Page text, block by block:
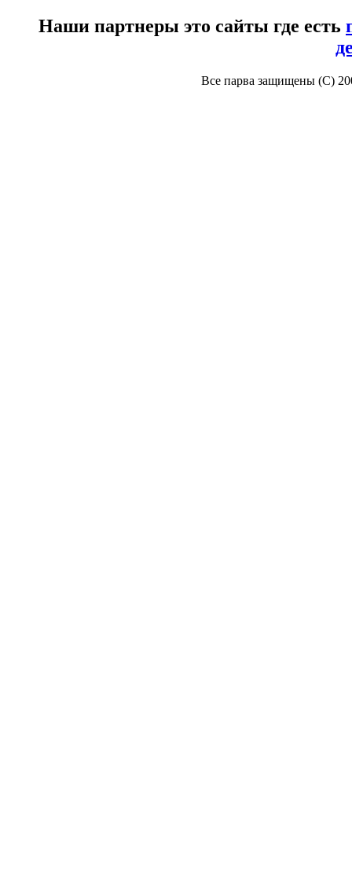
Наши партнеры это сайты где есть
Все парва защищены (С)